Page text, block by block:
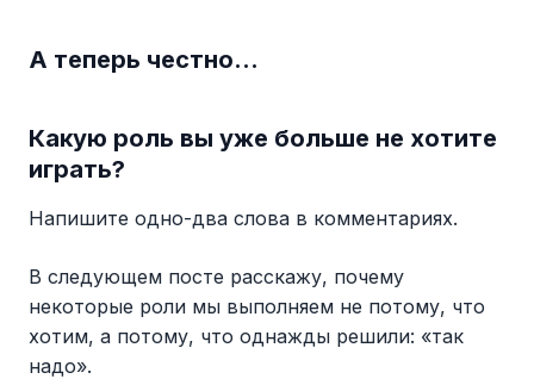
А теперь честно...
Какую роль вы уже больше не хотите
играть?
Напишите одно-два слова в комментариях.
В следующем посте расскажу, почему
некоторые роли мы выполняем не потому, что
хотим, а потому, что однажды решили: «так
надо».